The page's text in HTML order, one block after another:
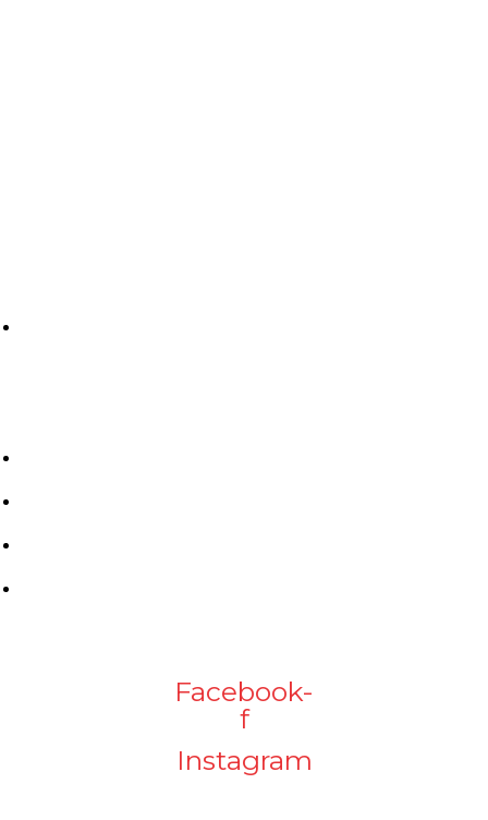
Facebook-
f
Instagram